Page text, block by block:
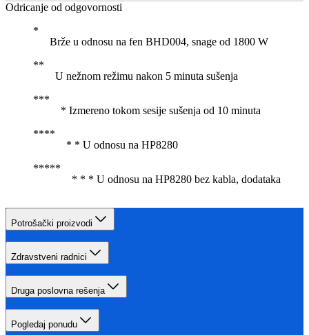
Odricanje od odgovornosti
Brže u odnosu na fen BHD004, snage od 1800 W
U nežnom režimu nakon 5 minuta sušenja
* Izmereno tokom sesije sušenja od 10 minuta
* * U odnosu na HP8280
* * * U odnosu na HP8280 bez kabla, dodataka
Potrošački proizvodi
Zdravstveni radnici
Druga poslovna rešenja
Pogledaj ponudu